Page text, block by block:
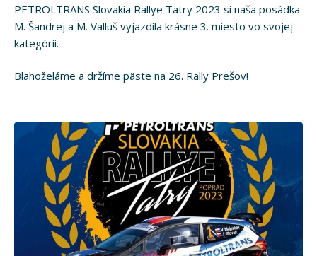
PETROLTRANS Slovakia Rallye Tatry 2023 si naša posádka
M. Šandrej a M. Valluš vyjazdila krásne 3. miesto vo svojej
kategórii.
Blahoželáme a držíme päste na 26. Rally Prešov!